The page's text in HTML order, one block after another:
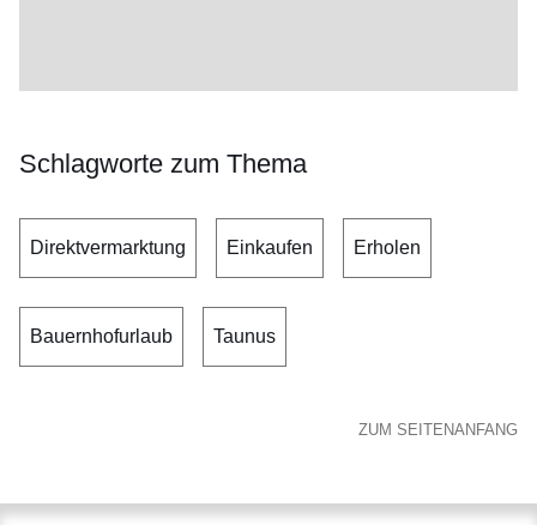
Schlagworte zum Thema
Direktvermarktung Einkaufen Erholen
Bauernhofurlaub Taunus
ZUM SEITENANFANG